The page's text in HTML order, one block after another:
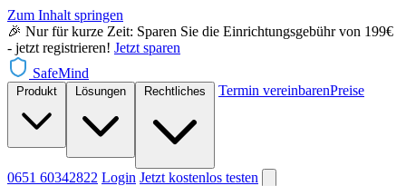
Zum Inhalt springen
🎉 Nur für kurze Zeit: Sparen Sie die Einrichtungsgebühr von 199€
- jetzt registrieren! Jetzt sparen
SafeMind
Termin vereinbarenPreise
0651 60342822 Login Jetzt kostenlos testen